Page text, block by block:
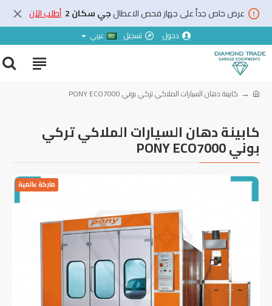
عرض خاص جداً على جهاز فحص الاعطالجي سكان 2 أطلب الآن
دخول تسجيل عربي
كابينة دهان السيارات الملاكي تركي بوني PONY ECO7000
كابينة دهان السيارات الملاكي تركي
بوني PONY ECO7000
ماركة عالمية